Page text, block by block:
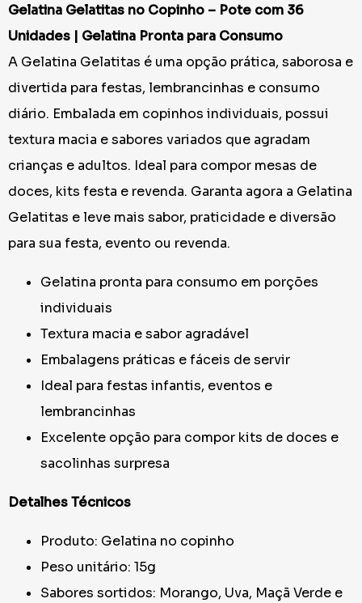
Gelatina Gelatitas no Copinho – Pote com 36
Unidades | Gelatina Pronta para Consumo
A Gelatina Gelatitas é uma opção prática, saborosa e
divertida para festas, lembrancinhas e consumo
diário. Embalada em copinhos individuais, possui
textura macia e sabores variados que agradam
crianças e adultos. Ideal para compor mesas de
doces, kits festa e revenda. Garanta agora a Gelatina
Gelatitas e leve mais sabor, praticidade e diversão
para sua festa, evento ou revenda.
Gelatina pronta para consumo em porções
individuais
Textura macia e sabor agradável
Embalagens práticas e fáceis de servir
Ideal para festas infantis, eventos e
lembrancinhas
Excelente opção para compor kits de doces e
sacolinhas surpresa
Detalhes Técnicos
Produto: Gelatina no copinho
Peso unitário: 15g
Sabores sortidos: Morango, Uva, Maçã Verde e